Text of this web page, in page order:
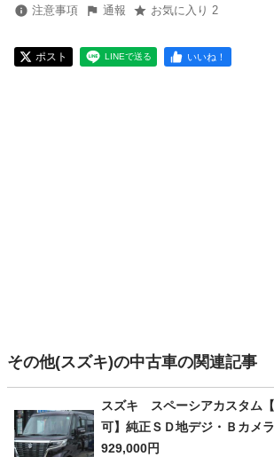
注意事項 通報 お気に入り 2
ポスト LINEで送る いいね！
その他(スズキ)の中古車の関連記事
スズキ スペーシアカスタム
可】純正ＳＤ地デジ・Ｂカメ
Ｃ・シートヒーター・ＬＥＤヘ
929,000円